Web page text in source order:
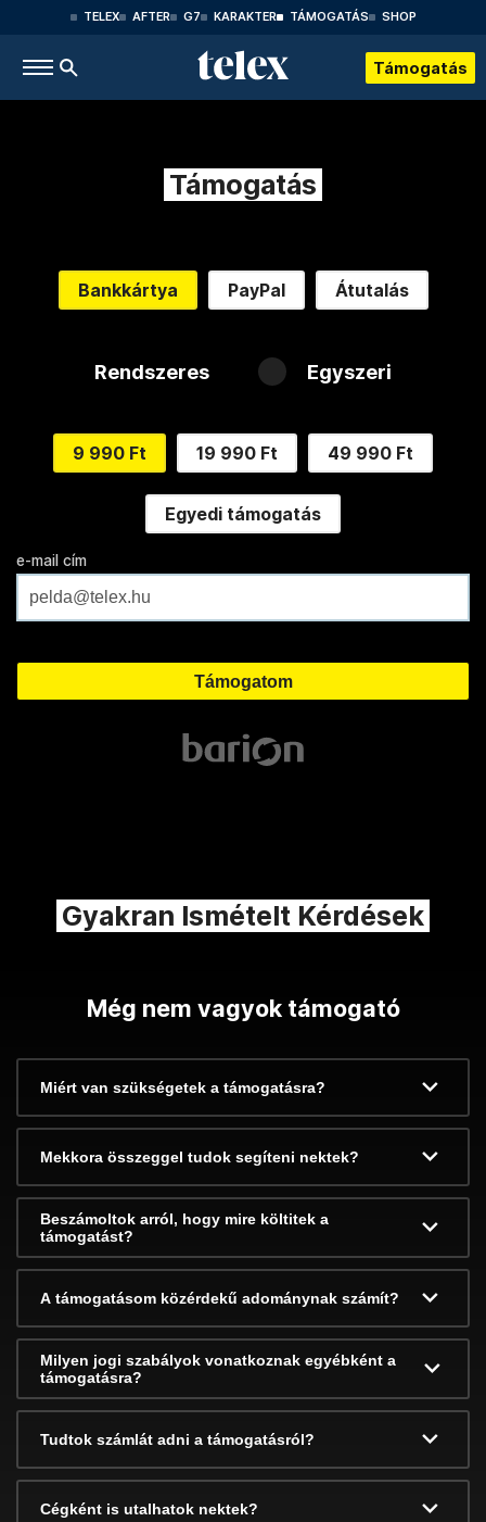
TELEX AFTER G7 KARAKTER TÁMOGATÁS SHOP
Támogatás
Támogatás
Bankkártya PayPal Átutalás
Rendszeres Egyszeri
9 990 Ft 19 990 Ft 49 990 Ft
Egyedi támogatás
e-mail cím
Gyakran Ismételt Kérdések
Még nem vagyok támogató
Miért van szükségetek a támogatásra?
Mekkora összeggel tudok segíteni nektek?
Beszámoltok arról, hogy mire költitek a
támogatást?
A támogatásom közérdekű adománynak számít?
Milyen jogi szabályok vonatkoznak egyébként a
támogatásra?
Tudtok számlát adni a támogatásról?
Cégként is utalhatok nektek?